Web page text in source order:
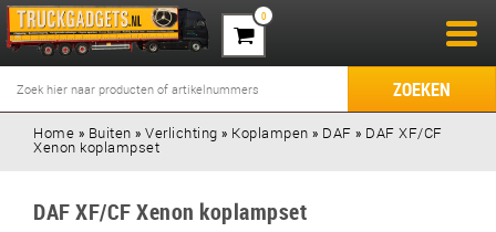
0
ZOEKEN
Home » Buiten » Verlichting » Koplampen » DAF » DAF XF/CF
Xenon koplampset
DAF XF/CF Xenon koplampset